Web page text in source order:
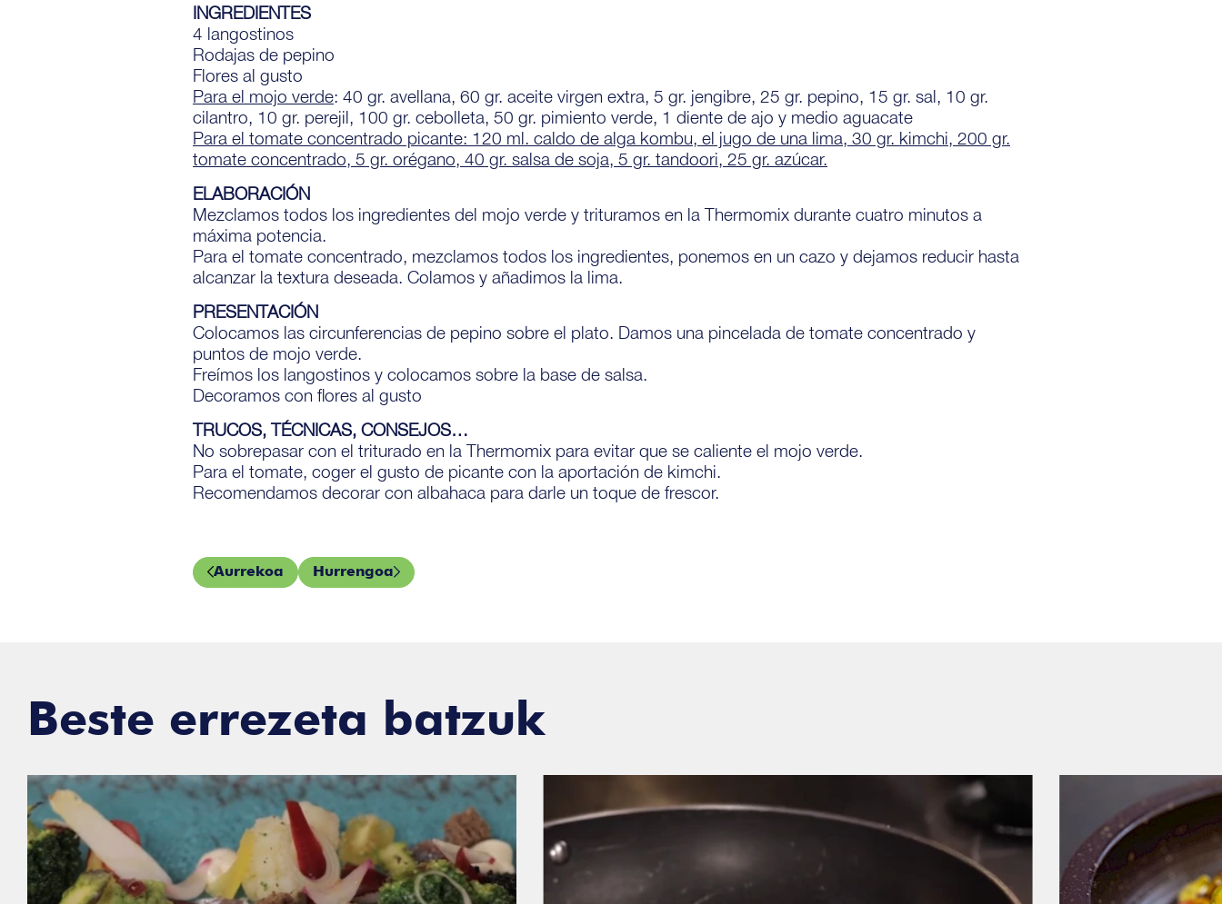
INGREDIENTES
4 langostinos
Rodajas de pepino
Flores al gusto
Para el mojo verde: 40 gr. avellana, 60 gr. aceite virgen extra, 5 gr. jengibre, 25 gr. pepino, 15 gr. sal, 10 gr.
cilantro, 10 gr. perejil, 100 gr. cebolleta, 50 gr. pimiento verde, 1 diente de ajo y medio aguacate
Para el tomate concentrado picante: 120 ml. caldo de alga kombu, el jugo de una lima, 30 gr. kimchi, 200 gr.
tomate concentrado, 5 gr. orégano, 40 gr. salsa de soja, 5 gr. tandoori, 25 gr. azúcar.
ELABORACIÓN
Mezclamos todos los ingredientes del mojo verde y trituramos en la Thermomix durante cuatro minutos a
máxima potencia.
Para el tomate concentrado, mezclamos todos los ingredientes, ponemos en un cazo y dejamos reducir hasta
alcanzar la textura deseada. Colamos y añadimos la lima.
PRESENTACIÓN
Colocamos las circunferencias de pepino sobre el plato. Damos una pincelada de tomate concentrado y
puntos de mojo verde.
Freímos los langostinos y colocamos sobre la base de salsa.
Decoramos con flores al gusto
TRUCOS, TÉCNICAS, CONSEJOS…
No sobrepasar con el triturado en la Thermomix para evitar que se caliente el mojo verde.
Para el tomate, coger el gusto de picante con la aportación de kimchi.
Recomendamos decorar con albahaca para darle un toque de frescor.
Aurrekoa Hurrengoa
Beste errezeta batzuk